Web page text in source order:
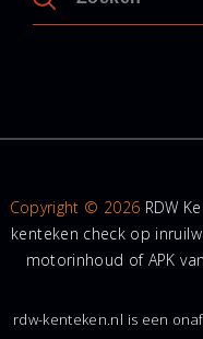
Copyright © 2026 RDW
kenteken check op
motorinhoud of APK
rdw-kenteken.nl is een